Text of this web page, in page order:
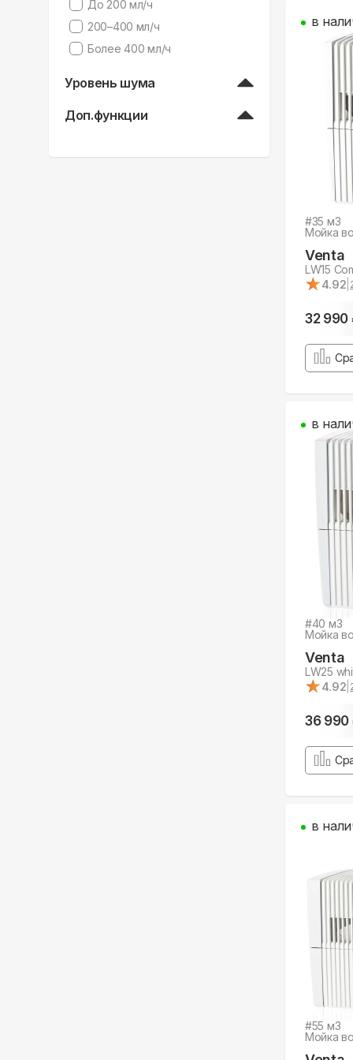
До 200 мл/ч
200–400 мл/ч
Более 400 мл/ч
Уровень шума
Доп.функции
#35 м3
Мойка
Venta
LW15
★
★4.92
32 990
в
#40 м3
Мойка
Venta
LW25
★
★4.92
36 990
в
#55 м3
Мойка
в